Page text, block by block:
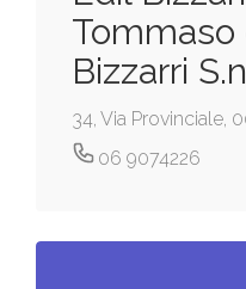
Bizzarri
34, Via Provinciale,
06 9074226